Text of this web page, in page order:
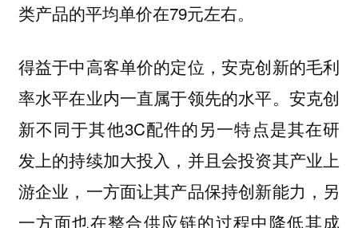
类产品的平均单价在79元左右。
得益于中高客单价的定位，安克创新的毛利
率水平在业内一直属于领先的水平。安克创
新不同于其他3C配件的另一特点是其在研
发上的持续加大投入，并且会投资其产业上
游企业，一方面让其产品保持创新能力，另
一方面也在整合供应链的过程中降低其成